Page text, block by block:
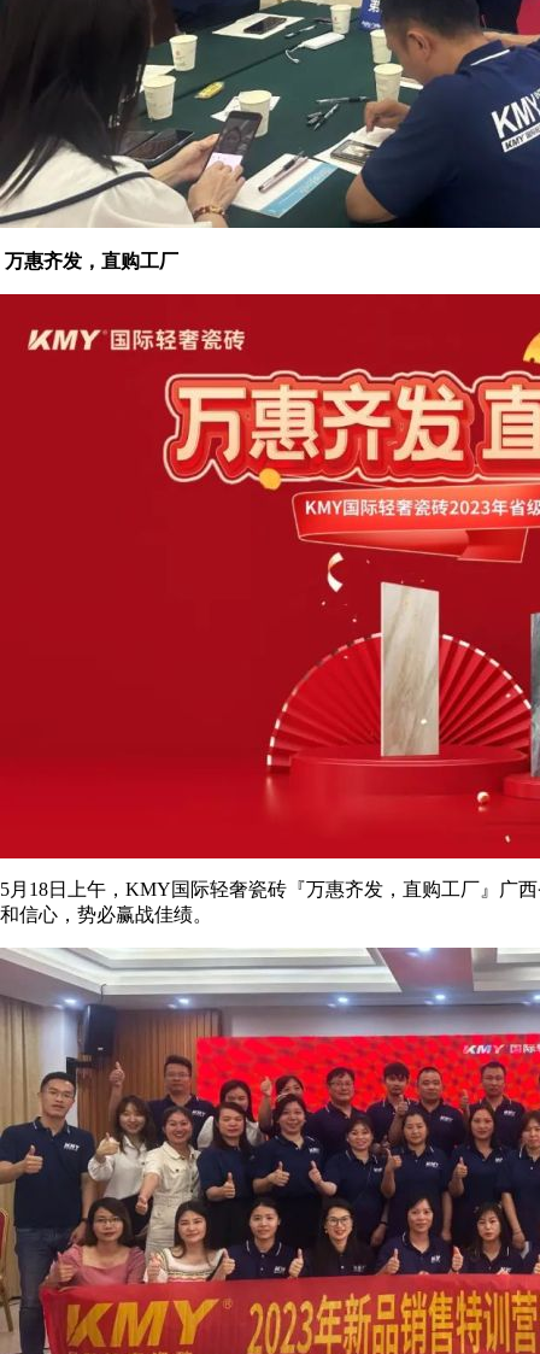
万惠齐发，直购工厂
5月18日上午，KMY国际轻奢瓷砖『万惠齐发，直购工厂』广
和信心，势必赢战佳绩。